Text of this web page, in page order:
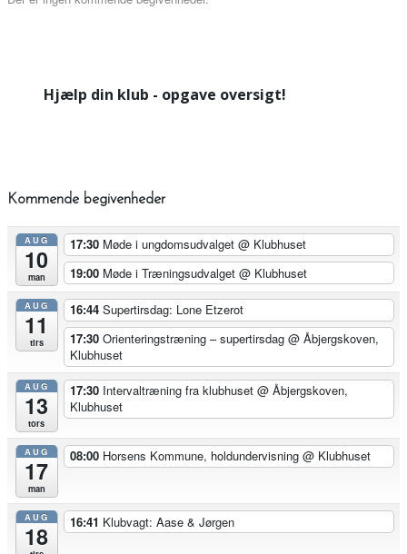
Hjælp din klub - opgave oversigt!
Kommende begivenheder
AUG
10
man
17:30 Møde i ungdomsudvalget @ Klubhuset
19:00 Møde i Træningsudvalget @ Klubhuset
AUG
11
tirs
16:44 Supertirsdag: Lone Etzerot
17:30 Orienteringstræning – supertirsdag @ Åbjergskoven,
Klubhuset
AUG
13
tors
17:30 Intervaltræning fra klubhuset @ Åbjergskoven,
Klubhuset
AUG
17
man
08:00 Horsens Kommune, holdundervisning @ Klubhuset
AUG
18
16:41 Klubvagt: Aase & Jørgen